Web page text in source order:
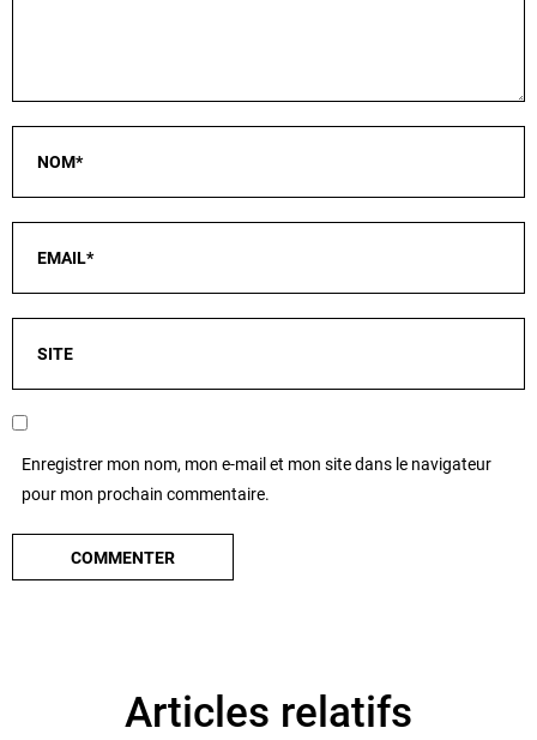
Enregistrer mon nom, mon e-mail et mon site dans le navigateur
pour mon prochain commentaire.
Articles relatifs